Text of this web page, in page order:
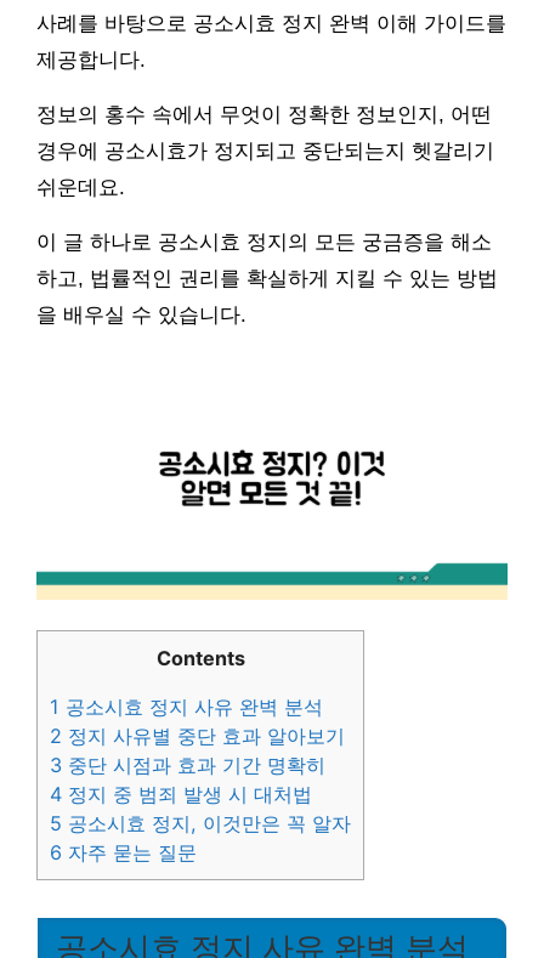
사례를 바탕으로 공소시효 정지 완벽 이해 가이드를
제공합니다.
정보의 홍수 속에서 무엇이 정확한 정보인지, 어떤
경우에 공소시효가 정지되고 중단되는지 헷갈리기
쉬운데요.
이 글 하나로 공소시효 정지의 모든 궁금증을 해소
하고, 법률적인 권리를 확실하게 지킬 수 있는 방법
을 배우실 수 있습니다.
Contents
1 공소시효 정지 사유 완벽 분석
2 정지 사유별 중단 효과 알아보기
3 중단 시점과 효과 기간 명확히
4 정지 중 범죄 발생 시 대처법
5 공소시효 정지, 이것만은 꼭 알자
6 자주 묻는 질문
공소시효 정지 사유 완벽 분석